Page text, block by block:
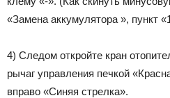
«Замена аккумулятора », пункт
4) Следом откройте кран
рычаг управления печкой
вправо «Синяя стрелка».